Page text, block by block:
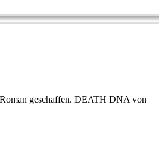
geschaffen. DEATH DNA von